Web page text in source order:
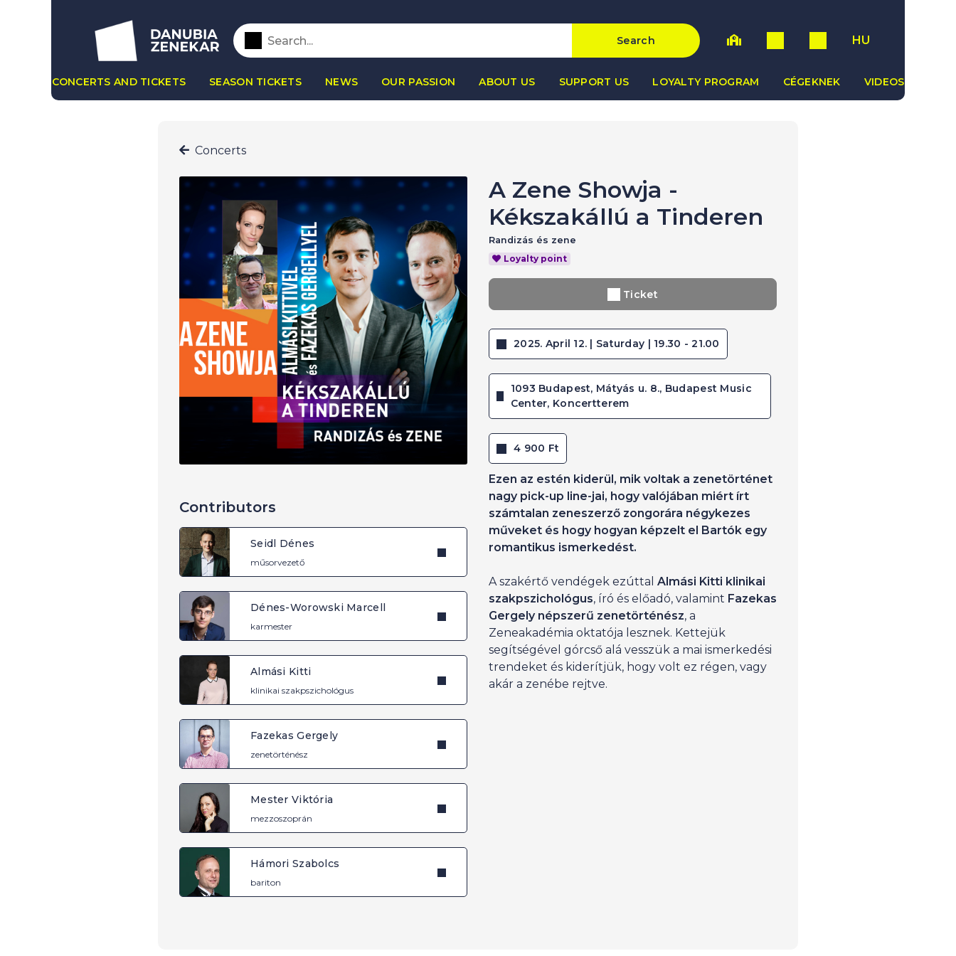
Search HU
CONCERTS AND TICKETS SEASON TICKETS NEWS OUR PASSION ABOUT US SUPPORT US LOYALTY PROGRAM CÉGEKNEK VIDEOS
Concerts
Contributors
Seidl Dénes
műsorvezető
Dénes-Worowski Marcell
karmester
Almási Kitti
klinikai szakpszichológus
Fazekas Gergely
zenetörténész
Mester Viktória
mezzoszoprán
Hámori Szabolcs
bariton
A Zene Showja -
Kékszakállú a Tinderen
Randizás és zene
Loyalty point
Ticket
2025. April 12. | Saturday | 19.30 - 21.00
1093 Budapest, Mátyás u. 8., Budapest Music
Center, Koncertterem
4 900 Ft
Ezen az estén kiderül, mik voltak a zenetörténet
nagy pick-up line-jai, hogy valójában miért írt
számtalan zeneszerző zongorára négykezes
műveket és hogy hogyan képzelt el Bartók egy
romantikus ismerkedést.
A szakértő vendégek ezúttal Almási Kitti klinikai
szakpszichológus, író és előadó, valamint Fazekas
Gergely népszerű zenetörténész, a
Zeneakadémia oktatója lesznek. Kettejük
segítségével górcső alá vesszük a mai ismerkedési
trendeket és kiderítjük, hogy volt ez régen, vagy
akár a zenébe rejtve.